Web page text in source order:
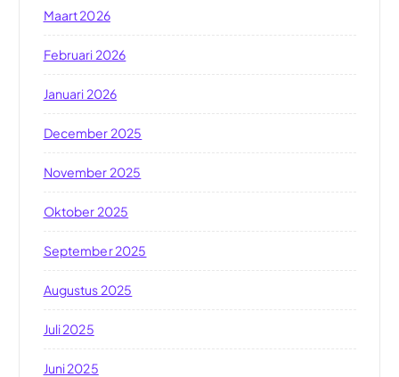
Maart 2026
Februari 2026
Januari 2026
December 2025
November 2025
Oktober 2025
September 2025
Augustus 2025
Juli 2025
Juni 2025